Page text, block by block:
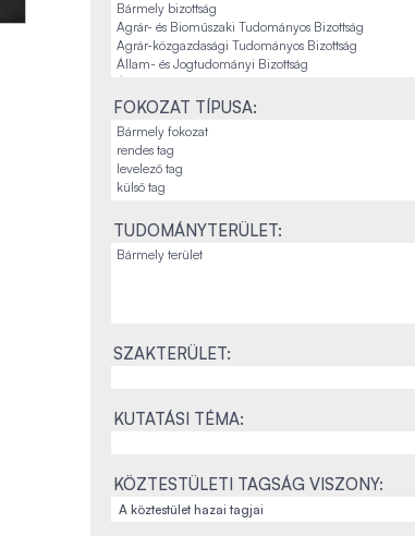
FOKOZAT TÍPUSA:
TUDOMÁNYTERÜLET:
SZAKTERÜLET:
KUTATÁSI TÉMA:
KÖZTESTÜLETI TAGSÁG VISZONY: